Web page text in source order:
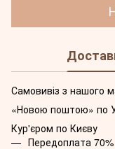
Самовивіз з нашого
«Новою поштою» по
Кур'єром по Києву
Передоплата 70%